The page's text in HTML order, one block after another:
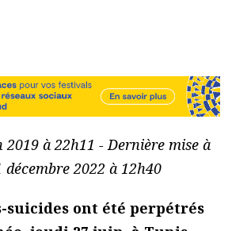
à 22h11 - Dernière mise à
2022 à 12h40
suicides ont été perpétrés